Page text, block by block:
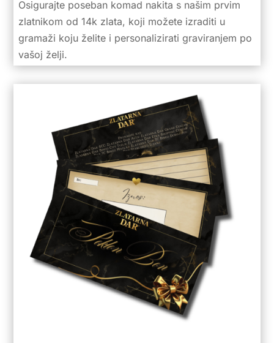
Osigurajte poseban komad nakita s našim prvim
zlatnikom od 14k zlata, koji možete izraditi u
gramaži koju želite i personalizirati graviranjem po
vašoj želji.